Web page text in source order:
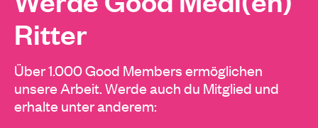
Ritter
Über 1.000 Good Members ermöglichen
unsere Arbeit. Werde auch du Mitglied und
erhalte unter anderem: